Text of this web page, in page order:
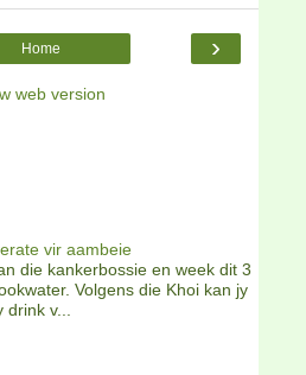
›
Home
web version
vir aambeie
die kankerbossie en week dit 3
Volgens die Khoi kan jy
v...